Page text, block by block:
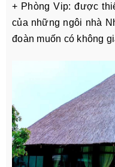
+ Phòng Vip: được
của những ngôi nhà
đoàn muốn có không